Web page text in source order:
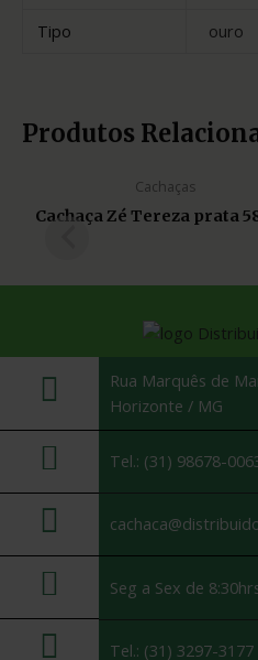
Tipo
ouro
Produtos
Cachaças
Cachaça Zé Tereza prata
Rua Marquês de
Horizonte / MG
Tel.: (31) 98678-
Seg a Sex de
Tel.: (31) 3297-3177